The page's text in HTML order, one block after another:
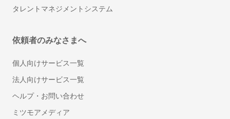
部屋の間仕切り・壁設置リフォーム
壁紙・クロスの張り替えリフォーム
洗面台（洗面所）のリフォーム・交換
ドア交換
雨樋の掃除
和室から洋室へのリフォーム
タレントマネジメントシステム
依頼者のみなさまへ
個人向けサービス一覧
法人向けサービス一覧
ヘルプ・お問い合わせ
ミツモアメディア